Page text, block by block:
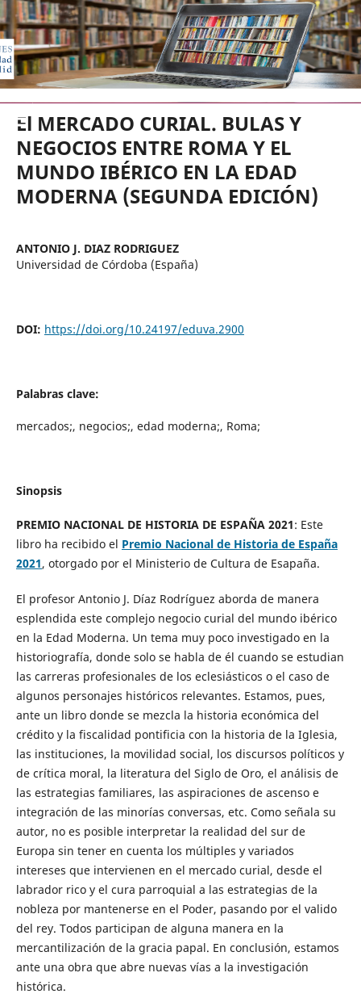
EDICIONES UNIVERSIDAD DE
El MERCADO CURIAL. BULAS Y
NEGOCIOS ENTRE ROMA Y EL
MUNDO IBÉRICO EN LA EDAD
MODERNA (SEGUNDA EDICIÓN)
ANTONIO J. DIAZ RODRIGUEZ
Universidad de Córdoba (España)
DOI: https://doi.org/10.24197/eduva.2900
Palabras clave:
mercados;, negocios;, edad moderna;, Roma;
Sinopsis
PREMIO NACIONAL DE HISTORIA DE ESPAÑA 2021: Este
libro ha recibido el Premio Nacional de Historia de España
2021, otorgado por el Ministerio de Cultura de Esapaña.
El profesor Antonio J. Díaz Rodríguez aborda de manera
esplendida este complejo negocio curial del mundo ibérico
en la Edad Moderna. Un tema muy poco investigado en la
historiografía, donde solo se habla de él cuando se estudian
las carreras profesionales de los eclesiásticos o el caso de
algunos personajes históricos relevantes. Estamos, pues,
ante un libro donde se mezcla la historia económica del
crédito y la fiscalidad pontificia con la historia de la Iglesia,
las instituciones, la movilidad social, los discursos políticos y
de crítica moral, la literatura del Siglo de Oro, el análisis de
las estrategias familiares, las aspiraciones de ascenso e
integración de las minorías conversas, etc. Como señala su
autor, no es posible interpretar la realidad del sur de
Europa sin tener en cuenta los múltiples y variados
intereses que intervienen en el mercado curial, desde el
labrador rico y el cura parroquial a las estrategias de la
nobleza por mantenerse en el Poder, pasando por el valido
del rey. Todos participan de alguna manera en la
mercantilización de la gracia papal. En conclusión, estamos
ante una obra que abre nuevas vías a la investigación
histórica.